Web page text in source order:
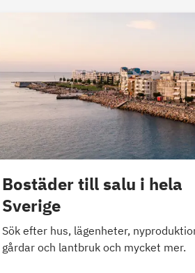
Bostäder till salu i hela
Sverige
Sök efter hus, lägenheter,
gårdar och lantbruk och mycket mer.